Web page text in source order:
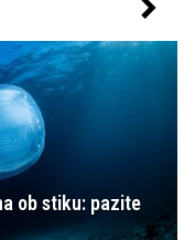
ob stiku: pazite